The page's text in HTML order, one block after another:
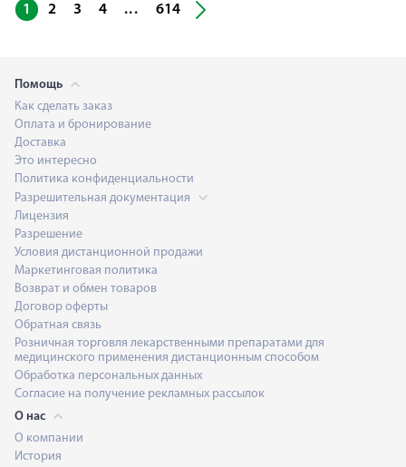
1 2 3 4 ... 614
Помощь
Как сделать заказ
Оплата и бронирование
Доставка
Это интересно
Политика конфиденциальности
Разрешительная документация
Лицензия
Разрешение
Условия дистанционной продажи
Маркетинговая политика
Возврат и обмен товаров
Договор оферты
Обратная связь
Розничная торговля лекарственными препаратами для
медицинского применения дистанционным способом
Обработка персональных данных
Согласие на получение рекламных рассылок
О нас
О компании
История